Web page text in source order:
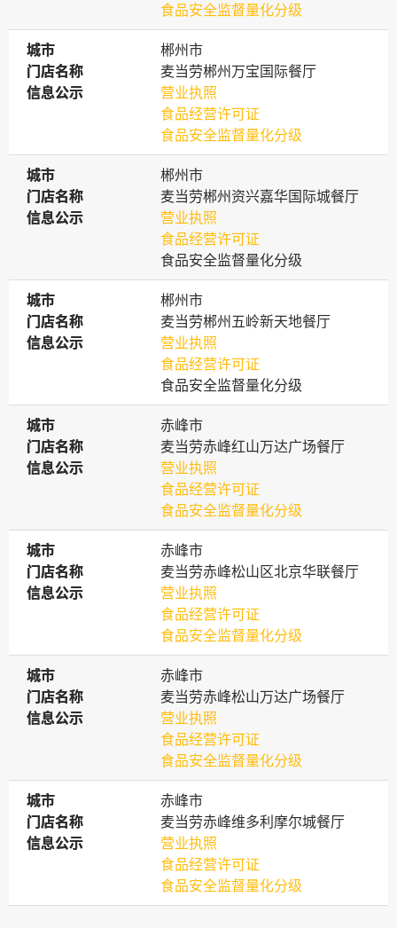
食品安全监督量化分级
城市
城市
郴州市
门店名称
门店名称
麦当劳郴州万宝国际餐厅
信息公示
信息公示
营业执照
食品经营许可证
食品安全监督量化分级
城市
城市
郴州市
门店名称
门店名称
麦当劳郴州资兴嘉华国际城餐厅
信息公示
信息公示
营业执照
食品经营许可证
食品安全监督量化分级
城市
城市
郴州市
门店名称
门店名称
麦当劳郴州五岭新天地餐厅
信息公示
信息公示
营业执照
食品经营许可证
食品安全监督量化分级
城市
城市
赤峰市
门店名称
门店名称
麦当劳赤峰红山万达广场餐厅
信息公示
信息公示
营业执照
食品经营许可证
食品安全监督量化分级
城市
城市
赤峰市
门店名称
门店名称
麦当劳赤峰松山区北京华联餐厅
信息公示
信息公示
营业执照
食品经营许可证
食品安全监督量化分级
城市
城市
赤峰市
门店名称
门店名称
麦当劳赤峰松山万达广场餐厅
信息公示
信息公示
营业执照
食品经营许可证
食品安全监督量化分级
城市
城市
赤峰市
门店名称
门店名称
麦当劳赤峰维多利摩尔城餐厅
信息公示
信息公示
营业执照
食品经营许可证
食品安全监督量化分级